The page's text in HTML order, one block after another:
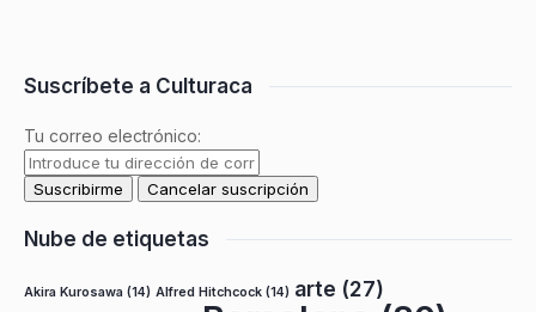
Suscríbete a Culturaca
Tu correo electrónico:
Nube de etiquetas
Akira Kurosawa (14) Alfred Hitchcock (14) arte (27)